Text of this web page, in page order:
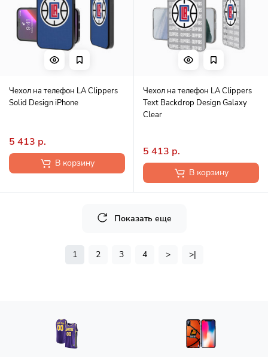
Чехол на телефон LA Clippers
Solid Design iPhone
5 413 р.
В корзину
Чехол на телефон LA Clippers
Text Backdrop Design Galaxy
Clear
5 413 р.
В корзину
Показать еще
1 2 3 4 > >|